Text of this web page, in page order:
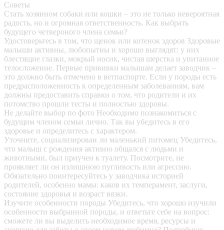
Советы
Стать хозяином собаки или кошки – это не только невероятная
радость, но и огромная ответственность. Как выбрать
будущего четвероного члена семьи?
Удостоверьтесь в том, что щенок или котенок здоров Здоровые
малыши активны, любопытны и хорошо выглядят: у них
блестящие глазки, мокрый носик, чистая шерстка и упитанное
телосложение. Первые прививки малышам делает заводчик –
это должно быть отмечено в ветпаспорте. Если у породы есть
предрасположенность к определенным заболеваниям, вам
должны предоставить справки о том, что родители и их
потомство прошли тесты и полностью здоровы.
Не делайте выбор по фото Необходимо познакомиться с
будущим членом семьи лично. Так вы убедитесь в его
здоровье и определитесь с характером.
Уточните, социализирован ли маленький питомец Убедитесь,
что малыш с рождения активно общался с людьми и
животными, был приучен к туалету. Посмотрите, не
проявляет ли он излишнюю пугливость или агрессию.
Обязательно поинтересуйтесь у заводчика историей
родителей, особенно мамы: каков их темперамент, заслуги,
состояние здоровья и возраст вязки.
Изучите особенности породы Убедитесь, что хорошо изучили
особенности выбранной породы, и ответьте себе на вопрос:
сможете ли вы выделить необходимое время, ресурсы и